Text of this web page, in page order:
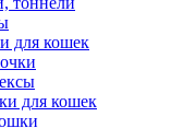
для кошек
для кошек